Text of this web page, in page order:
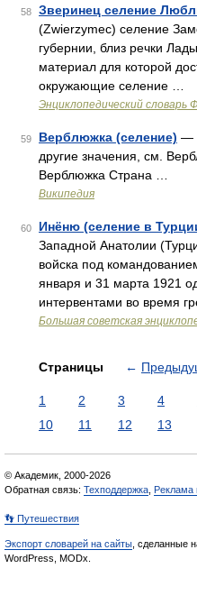
58 Зверинец селение
(Zwierzymec) селение
губернии, близ речки
материал для которой
окружающие селение …
Энциклопедический
59 Верблюжка (селение) —
другие значения, см.
Верблюжка Страна …
Википедия
60 Инёню (селение в
Западной Анатолии
войска под
января и 31 марта 1921
интервентами во время
Большая советская
Страницы ←
1 2 3 4
10
11 12 13
© Академик, 2000-2026
Обратная связь: Техподдержка Реклама
👣 Путешествия
Экспорт словарей на сайты , сделанные
WordPress, MODx.